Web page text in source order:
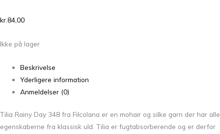
kr.84,00
Ikke på lager
Beskrivelse
Yderligere information
Anmeldelser (0)
Tilia Rainy Day 348 fra Filcolana er en mohair og silke garn der har alle
egenskaberne fra klassisk uld. Tilia er fugtabsorberende og er derfor